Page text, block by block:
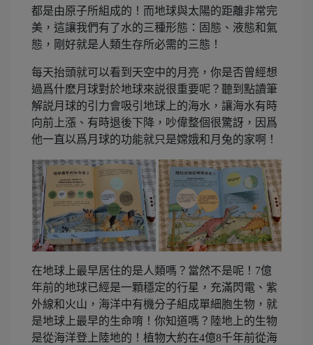
都是由原子所組成的！而地球與太陽的距離非常完
美，這讓我們有了水的三種形態：固態、液態和氣
態，剛好就是人類生存所必需的三態！
每天抬頭就可以看到天空中的月亮，你是否曾經想
過爲什麽月球對於地球來説很重要呢？聽到點讀筆
解説月球的引力會吸引地球上的海水，讓海水有時
向前上漲、有時退後下降，吵偉整個很驚訝，因爲
他一直以爲月球的功能就只是嫦娥和月兔的家啊！
在地球上最早居住的是人類嗎？當然不是呢！7億
年前的地球已經是一顆穩定的行星，充滿閃電、紫
外線和火山，海洋中有機分子組成單細胞生物，就
是地球上最早的生命唷！你知道嗎？陸地上的生物
是從海洋登上陸地的！植物大約在4億8千年前從海